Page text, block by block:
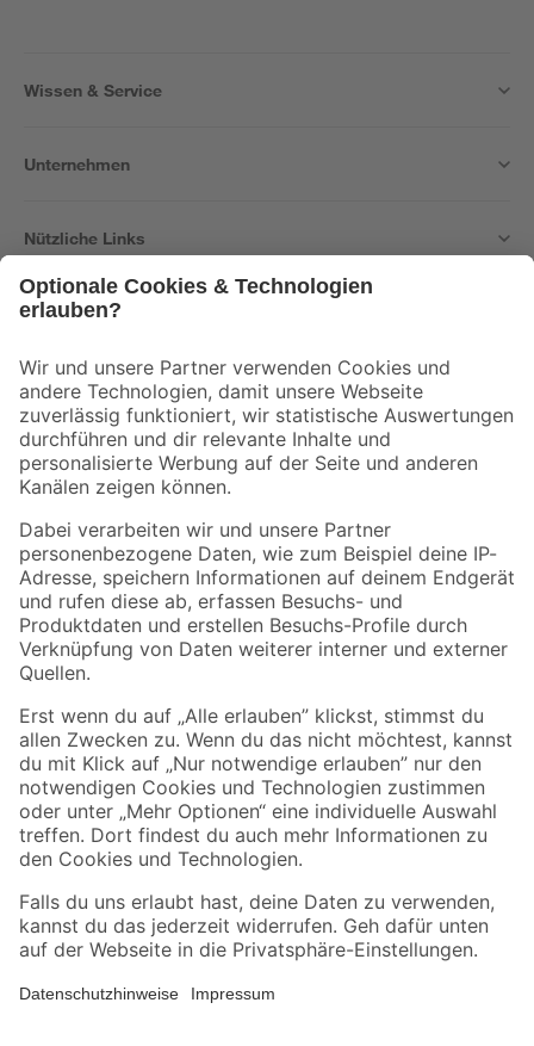
Wissen & Service
Unternehmen
Nützliche Links
Der toom Newsletter: Keine Angebote und Aktionen mehr verpassen!
Zur Newsletter Anmeldung
Folge uns
Zahlungsarten Versandarten
Sicher einkaufen
Jetzt die toom-App herunterladen
Alle Preisangaben in EUR inkl. gesetzl. MwSt.. Die dargestellten Angebote sind unter
Umständen nicht in allen Märkten verfügbar. Die angegebenen Verfügbarkeiten beziehen
Produkte nur solange der Vorrat reicht.
*Paketversand ab 59 € versandkostenfrei, gilt nicht für Artikel mit Speditionsversand, hier